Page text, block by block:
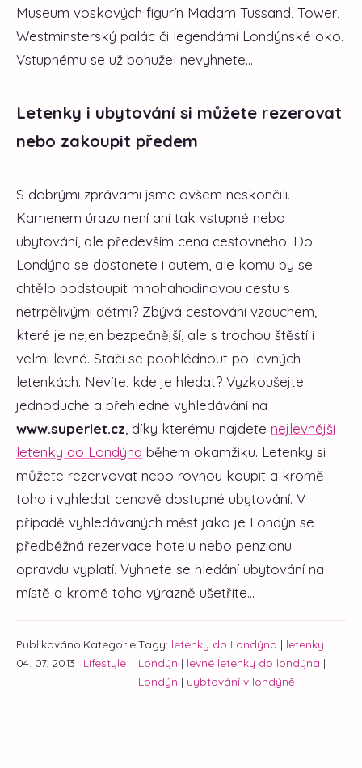
Museum voskových figurín Madam Tussand, Tower,
Westminsterský palác či legendární Londýnské oko.
Vstupnému se už bohužel nevyhnete...
Letenky i ubytování si můžete rezerovat
nebo zakoupit předem
S dobrými zprávami jsme ovšem neskončili.
Kamenem úrazu není ani tak vstupné nebo
ubytování, ale především cena cestovného. Do
Londýna se dostanete i autem, ale komu by se
chtělo podstoupit mnohahodinovou cestu s
netrpělivými dětmi? Zbývá cestování vzduchem,
které je nejen bezpečnější, ale s trochou štěstí i
velmi levné. Stačí se poohlédnout po levných
letenkách. Nevíte, kde je hledat? Vyzkoušejte
jednoduché a přehledné vyhledávání na
www.superlet.cz , díky kterému najdete nejlevnější
letenky do Londýna během okamžiku. Letenky si
můžete rezervovat nebo rovnou koupit a kromě
toho i vyhledat cenově dostupné ubytování. V
případě vyhledávaných měst jako je Londýn se
předběžná rezervace hotelu nebo penzionu
opravdu vyplatí. Vyhnete se hledání ubytování na
místě a kromě toho výrazně ušetříte...
Publikováno:
04. 07. 2013
Kategorie:
Lifestyle
Tagy: letenky do Londýna | letenky
Londýn | levné letenky do londýna |
Londýn | uybtování v londýně